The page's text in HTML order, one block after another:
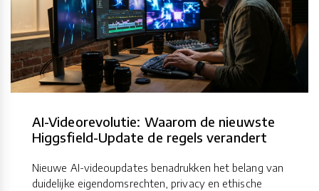
AI-Videorevolutie: Waarom de nieuwste
Higgsfield-Update de regels verandert
Nieuwe AI-videoupdates benadrukken het belang van
duidelijke eigendomsrechten, privacy en ethische